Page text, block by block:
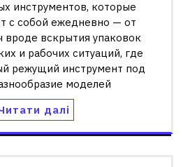
инструментов, которые
с собой ежедневно — от
вроде вскрытия упаковок
и рабочих ситуаций, где
режущий инструмент под
моделей
далі